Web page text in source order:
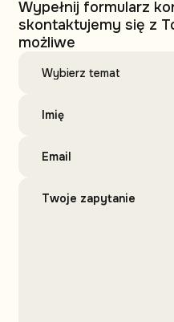
Wypełnij formularz
skontaktujemy się z
możliwe